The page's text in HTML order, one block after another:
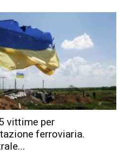
vittime per
ferroviaria.